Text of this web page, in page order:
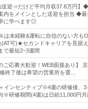
送迎⇒だけど平均月収37.8万円】
内をメインとした送迎を担当 ◆
に学べます◎
は未経験&運転に自信のない方も
(AT可)★セカンドキャリアを見据
で最短2~3週間
ご応募大歓迎！WEB面接あり】
終了後は希望の営業所を選…
インセンティブ※4週の研修後、3
※研修期間(4週)は日給11,000円月